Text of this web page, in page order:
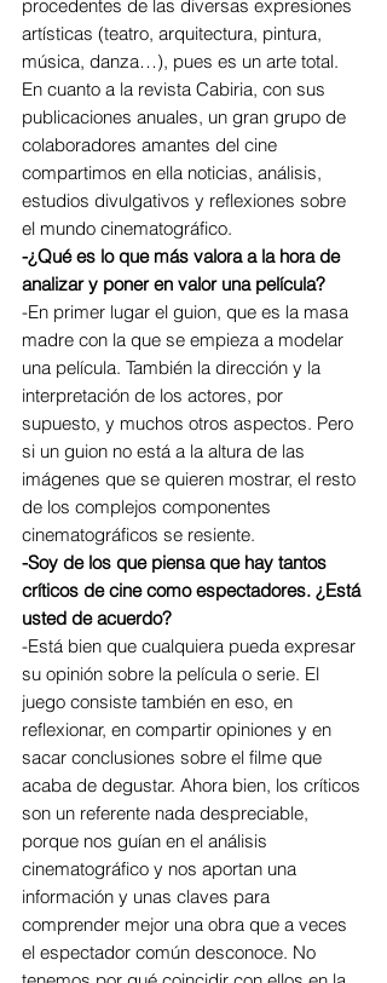
procedentes de las diversas expresiones
artísticas (teatro, arquitectura, pintura,
música, danza…), pues es un arte total.
En cuanto a la revista Cabiria, con sus
publicaciones anuales, un gran grupo de
colaboradores amantes del cine
compartimos en ella noticias, análisis,
estudios divulgativos y reflexiones sobre
el mundo cinematográfico.
-¿Qué es lo que más valora a la hora de
analizar y poner en valor una película?
-En primer lugar el guion, que es la masa
madre con la que se empieza a modelar
una película. También la dirección y la
interpretación de los actores, por
supuesto, y muchos otros aspectos. Pero
si un guion no está a la altura de las
imágenes que se quieren mostrar, el resto
de los complejos componentes
cinematográficos se resiente.
-Soy de los que piensa que hay tantos
críticos de cine como espectadores. ¿Está
usted de acuerdo?
-Está bien que cualquiera pueda expresar
su opinión sobre la película o serie. El
juego consiste también en eso, en
reflexionar, en compartir opiniones y en
sacar conclusiones sobre el filme que
acaba de degustar. Ahora bien, los críticos
son un referente nada despreciable,
porque nos guían en el análisis
cinematográfico y nos aportan una
información y unas claves para
comprender mejor una obra que a veces
el espectador común desconoce. No